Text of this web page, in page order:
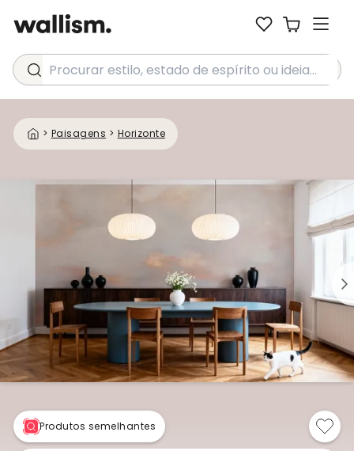
Procurar estilo, estado de espírito ou ideia...
> Paisagens > Horizonte
Produtos semelhantes